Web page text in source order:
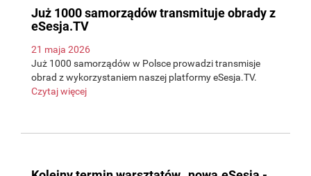
Już 1000 samorządów transmituje obrady z
eSesja.TV
21 maja 2026
Już 1000 samorządów w Polsce prowadzi transmisje
obrad z wykorzystaniem naszej platformy eSesja.TV.
Czytaj więcej